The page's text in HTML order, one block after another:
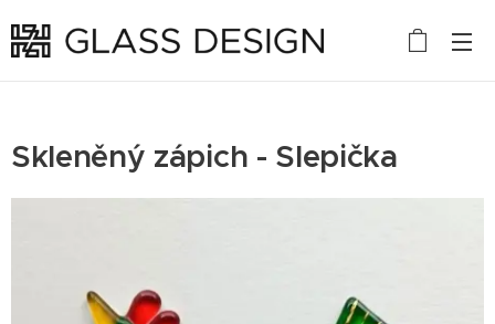
Skleněný zápich - Slepička